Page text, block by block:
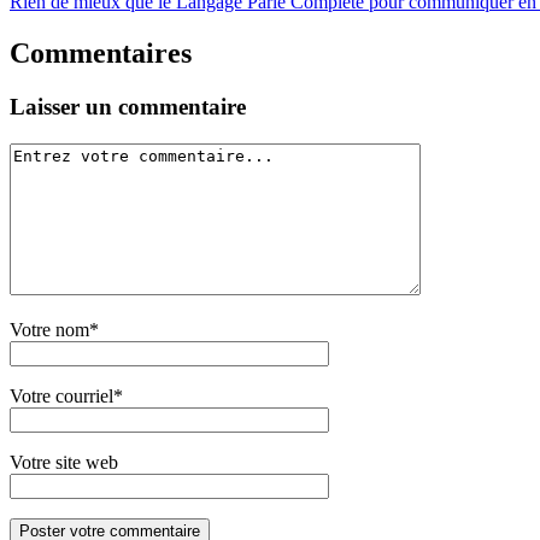
Commentaires
Laisser un commentaire
Votre nom*
Votre courriel*
Votre site web